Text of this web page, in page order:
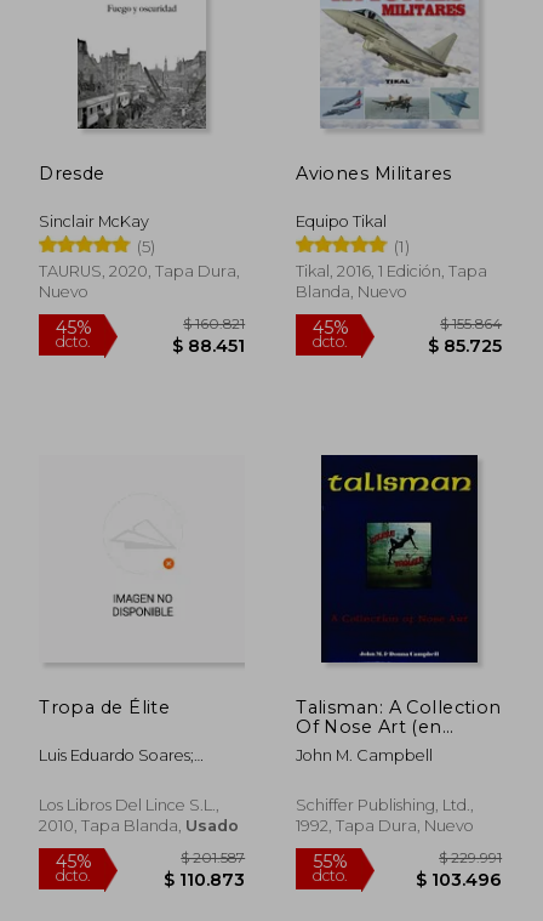
dcto. $ 61.054
45%
dcto.
Dresde
Sinclair McKay
(5)
TAURUS, 2020, Tapa Dura,
Nuevo
Aviones Militares
Equipo Tikal
(1)
Tikal, 2016, 1 Edición, Tapa
Blanda, Nuevo
Tropa de Élite
Luis Eduardo Soares;
Batista
Los Libros Del Lince S.L.,
2010, Tapa Blanda, Usado
Talisman: A Collection
Of Nose Art (en
Inglés)
John M. Campbell
Schiffer Publishing, Ltd.,
1992, Tapa Dura, Nuevo